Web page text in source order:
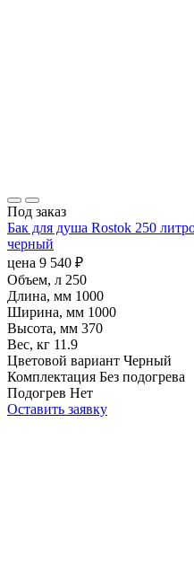
Под заказ
Бак для душа Rostok 250
черный
цена 9 540 ₽
Объем, л 250
Длина, мм 1000
Ширина, мм 1000
Высота, мм 370
Вес, кг 11.9
Цветовой вариант Черный
Комплектация Без подогрева
Подогрев Нет
Оставить заявку